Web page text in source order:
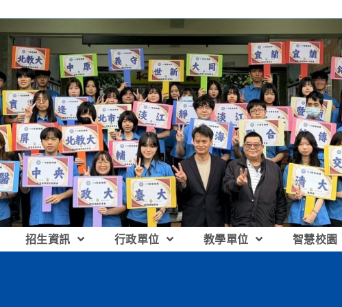
招生資訊 行政單位 教學單位 智慧校園